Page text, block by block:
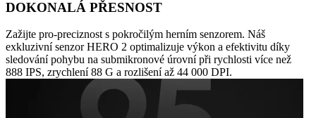
DOKONALÁ PŘESNOST
Zažijte pro-preciznost s pokročilým herním senzorem. Náš
exkluzivní senzor HERO 2 optimalizuje výkon a efektivitu díky
sledování pohybu na submikronové úrovní při rychlosti více než
888 IPS, zrychlení 88 G a rozlišení až 44 000 DPI.